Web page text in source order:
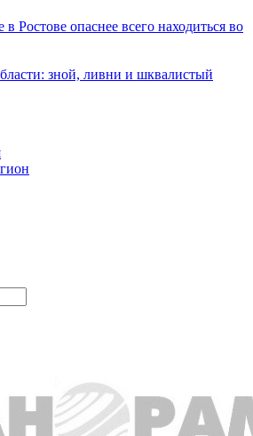
в Ростове опаснее всего находиться во
зной, ливни и шквалистый